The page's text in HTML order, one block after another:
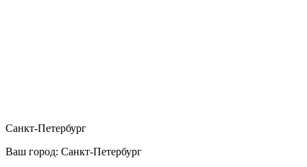
Санкт-Петербург
Ваш город: Санкт-Петербург